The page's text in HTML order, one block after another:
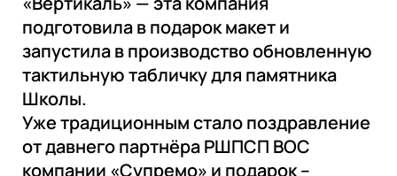
подготовила в подарок макет и
запустила в производство обновленную
тактильную табличку для памятника
Школы.
Уже традиционным стало поздравление
от давнего партнёра РШПСП ВОС
компании «Супремо» и подарок –